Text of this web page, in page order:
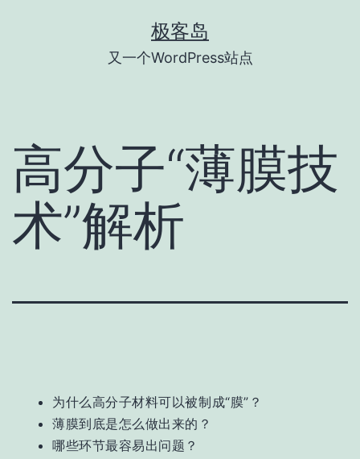
极客岛
又一个WordPress站点
高分子“薄膜技
术”解析
为什么高分子材料可以被制成“膜”？
薄膜到底是怎么做出来的？
哪些环节最容易出问题？